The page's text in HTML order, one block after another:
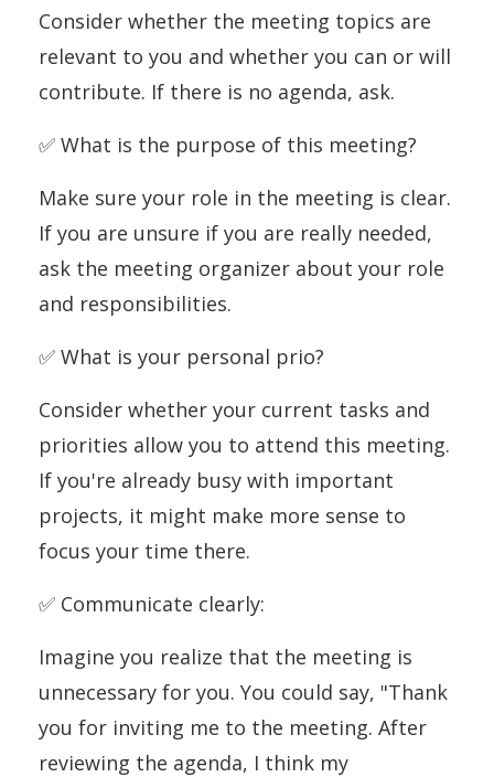
Consider whether the meeting topics are
relevant to you and whether you can or will
contribute. If there is no agenda, ask.
✅ What is the purpose of this meeting?
Make sure your role in the meeting is clear.
If you are unsure if you are really needed,
ask the meeting organizer about your role
and responsibilities.
✅ What is your personal prio?
Consider whether your current tasks and
priorities allow you to attend this meeting.
If you're already busy with important
projects, it might make more sense to
focus your time there.
✅ Communicate clearly:
Imagine you realize that the meeting is
unnecessary for you. You could say, "Thank
you for inviting me to the meeting. After
reviewing the agenda, I think my